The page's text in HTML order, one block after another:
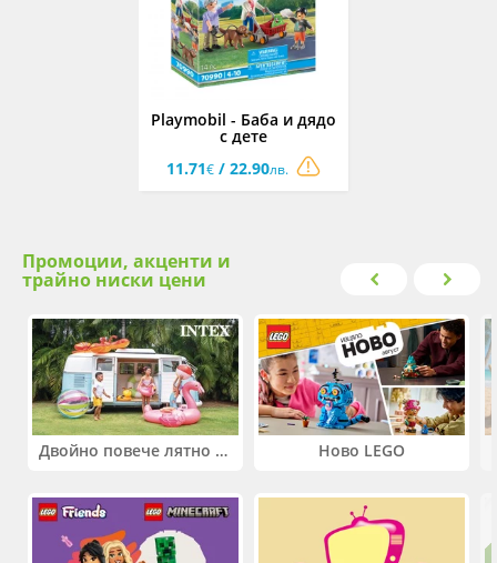
Playmobil - Баба и дядо
с дете
11.71€/ 22.90лв.
Промоции, акценти и
трайно ниски цени
Двойно повече лятно забавление! Купи 2 продукта INTEX и вземи -33% Ново LEGO